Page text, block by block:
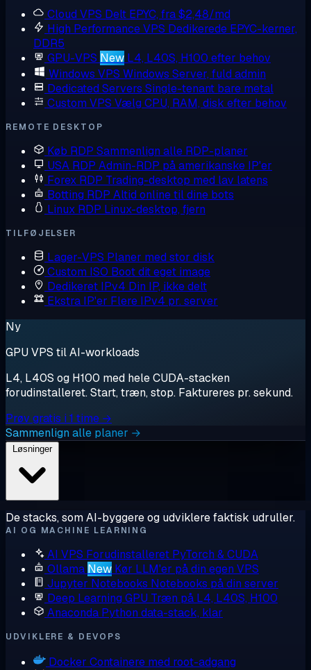
Cloud VPS Delt EPYC, fra $2,48/md
High Performance VPS Dedikerede EPYC-kerner,
DDR5
GPU-VPS New L4, L40S, H100 efter behov
Windows VPS Windows Server, fuld admin
Dedicated Servers Single-tenant bare metal
Custom VPS Vælg CPU, RAM, disk efter behov
REMOTE DESKTOP
Køb RDP Sammenlign alle RDP-planer
USA RDP Admin-RDP på amerikanske IP'er
Forex RDP Trading-desktop med lav latens
Botting RDP Altid online til dine bots
Linux RDP Linux-desktop, fjern
TILFØJELSER
Lager-VPS Planer med stor disk
Custom ISO Boot dit eget image
Dedikeret IPv4 Din IP, ikke delt
Ekstra IP'er Flere IPv4 pr. server
Ny
GPU VPS til AI-workloads
L4, L40S og H100 med hele CUDA-stacken
forudinstalleret. Start, træn, stop. Faktureres pr. sekund.
Prøv gratis i 1 time →
Sammenlign alle planer →
Løsninger
De stacks, som AI-byggere og udviklere faktisk udruller.
AI OG MACHINE LEARNING
AI VPS Forudinstalleret PyTorch & CUDA
Ollama New Kør LLM'er på din egen VPS
Jupyter Notebooks Notebooks på din server
Deep Learning GPU Træn på L4, L40S, H100
Anaconda Python data-stack, klar
UDVIKLERE & DEVOPS
Docker Containere med root-adgang